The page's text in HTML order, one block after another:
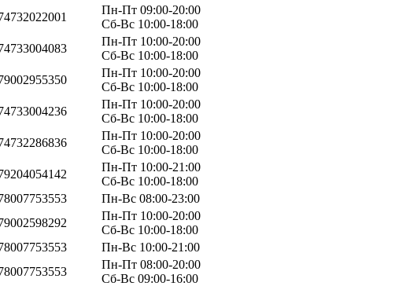
Пн-Пт 09:00-20:00
Сб-Вс 10:00-18:00
Пн-Пт 10:00-20:00
Сб-Вс 10:00-18:00
Пн-Пт 10:00-20:00
Сб-Вс 10:00-18:00
Пн-Пт 10:00-20:00
Сб-Вс 10:00-18:00
Пн-Пт 10:00-20:00
Сб-Вс 10:00-18:00
Пн-Пт 10:00-21:00
Сб-Вс 10:00-18:00
Пн-Вс 08:00-23:00
Пн-Пт 10:00-20:00
Сб-Вс 10:00-18:00
Пн-Вс 10:00-21:00
Пн-Пт 08:00-20:00
Сб-Вс 09:00-16:00